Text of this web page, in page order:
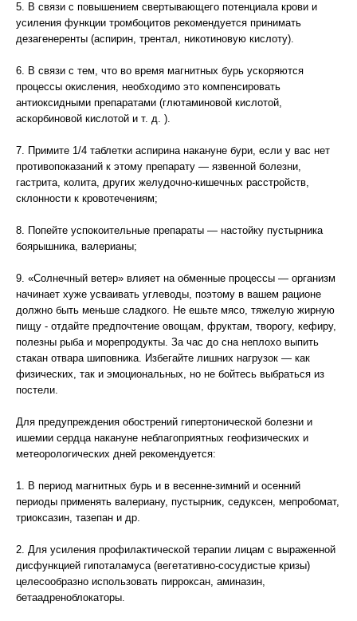
5. В связи с повышением свертывающего потенциала крови и
усиления функции тромбоцитов рекомендуется принимать
дезагенеренты (аспирин, трентал, никотиновую кислоту).
6. В связи с тем, что во время магнитных бурь ускоряются
процессы окисления, необходимо это компенсировать
антиоксидными препаратами (глютаминовой кислотой,
аскорбиновой кислотой и т. д. ).
7. Примите 1/4 таблетки аспирина накануне бури, если у вас нет
противопоказаний к этому препарату — язвенной болезни,
гастрита, колита, других желудочно-кишечных расстройств,
склонности к кровотечениям;
8. Попейте успокоительные препараты — настойку пустырника
боярышника, валерианы;
9. «Солнечный ветер» влияет на обменные процессы — организм
начинает хуже усваивать углеводы, поэтому в вашем рационе
должно быть меньше сладкого. Не ешьте мясо, тяжелую жирную
пищу - отдайте предпочтение овощам, фруктам, творогу, кефиру,
полезны рыба и морепродукты. За час до сна неплохо выпить
стакан отвара шиповника. Избегайте лишних нагрузок — как
физических, так и эмоциональных, но не бойтесь выбраться из
постели.
Для предупреждения обострений гипертонической болезни и
ишемии сердца накануне неблагоприятных геофизических и
метеорологических дней рекомендуется:
1. В период магнитных бурь и в весенне-зимний и осенний
периоды применять валериану, пустырник, седуксен, мепробомат,
триоксазин, тазепан и др.
2. Для усиления профилактической терапии лицам с выраженной
дисфункцией гипоталамуса (вегетативно-сосудистые кризы)
целесообразно использовать пирроксан, аминазин,
бетаадреноблокаторы.